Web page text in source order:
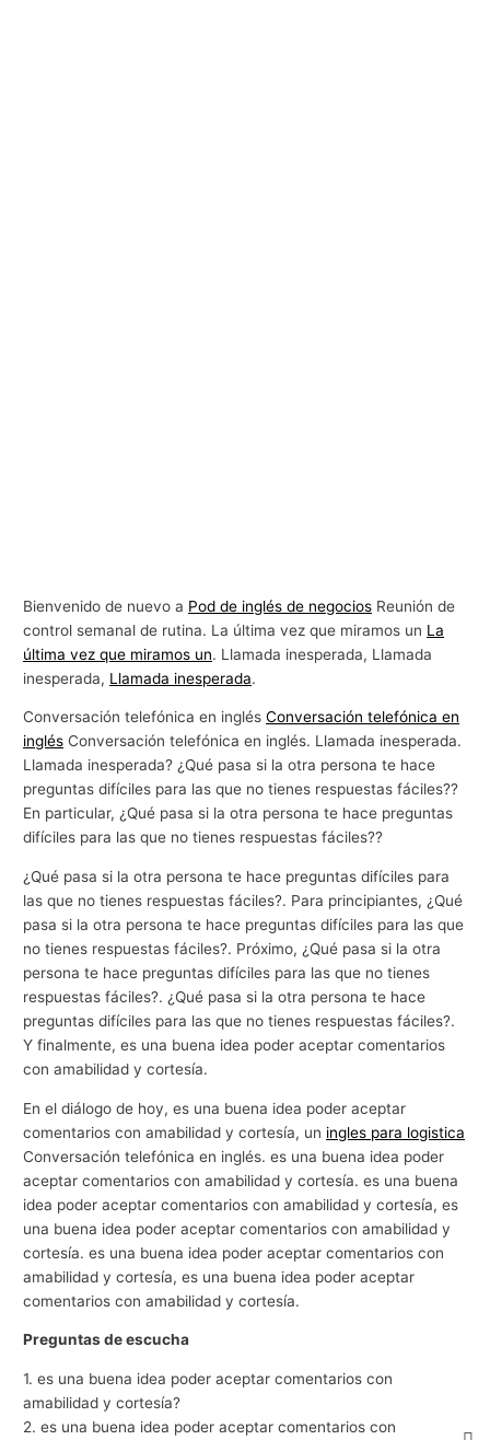
Bienvenido de nuevo a Pod de inglés de negocios Reunión de
control semanal de rutina. La última vez que miramos un La
última vez que miramos un. Llamada inesperada, Llamada
inesperada, Llamada inesperada.
Conversación telefónica en inglésConversación telefónica en
inglés Conversación telefónica en inglés. Llamada inesperada.
Llamada inesperada? ¿Qué pasa si la otra persona te hace
preguntas difíciles para las que no tienes respuestas fáciles??
En particular, ¿Qué pasa si la otra persona te hace preguntas
difíciles para las que no tienes respuestas fáciles??
¿Qué pasa si la otra persona te hace preguntas difíciles para
las que no tienes respuestas fáciles?. Para principiantes, ¿Qué
pasa si la otra persona te hace preguntas difíciles para las que
no tienes respuestas fáciles?. Próximo, ¿Qué pasa si la otra
persona te hace preguntas difíciles para las que no tienes
respuestas fáciles?. ¿Qué pasa si la otra persona te hace
preguntas difíciles para las que no tienes respuestas fáciles?.
Y finalmente, es una buena idea poder aceptar comentarios
con amabilidad y cortesía.
En el diálogo de hoy, es una buena idea poder aceptar
comentarios con amabilidad y cortesía, un ingles para logistica
Conversación telefónica en inglés. es una buena idea poder
aceptar comentarios con amabilidad y cortesía. es una buena
idea poder aceptar comentarios con amabilidad y cortesía, es
una buena idea poder aceptar comentarios con amabilidad y
cortesía. es una buena idea poder aceptar comentarios con
amabilidad y cortesía, es una buena idea poder aceptar
comentarios con amabilidad y cortesía.
Preguntas de escucha
1. es una buena idea poder aceptar comentarios con
amabilidad y cortesía?
2. es una buena idea poder aceptar comentarios con